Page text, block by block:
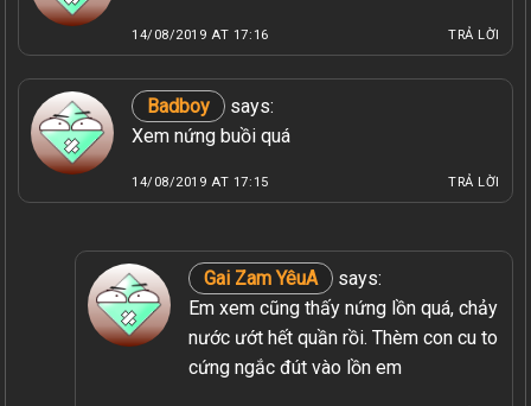
14/08/2019 AT 17:16 TRẢ LỜI
Badboy
says:
Xem nứng buồi quá
14/08/2019 AT 17:15 TRẢ LỜI
Gai Zam YêuA
says:
Em xem cũng thấy nứng lồn quá, chảy
nước ướt hết quần rồi. Thèm con cu to
cứng ngắc đút vào lồn em